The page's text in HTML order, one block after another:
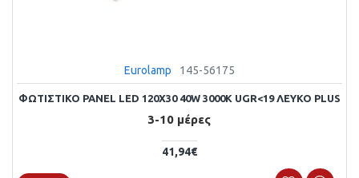
Eurolamp 145-56175
ΦΩΤΙΣΤΙΚΟ PANEL LED 120X30 40W 3000Κ UGR<19 ΛΕΥΚΟ PLUS
3-10 μέρες
41,94€